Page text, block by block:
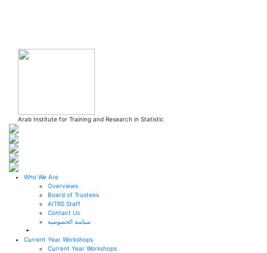
Arab Institute for Training and Research in Statistic
Who We Are
Overviews
Board of Trustees
AITRS Staff
Contact Us
سياسة الخصوصية
Current Year Workshops
Current Year Workshops